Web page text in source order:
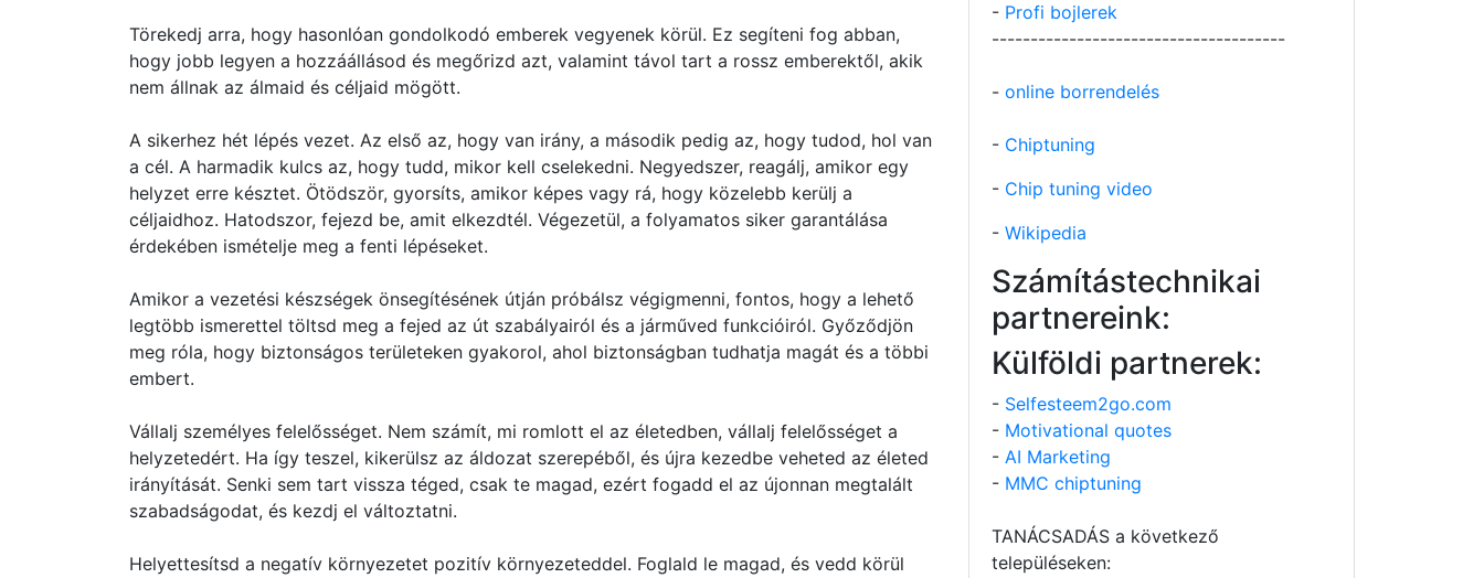
Törekedj arra, hogy hasonlóan gondolkodó emberek vegyenek körül. Ez segíteni fog abban,
hogy jobb legyen a hozzáállásod és megőrizd azt, valamint távol tart a rossz emberektől, akik
nem állnak az álmaid és céljaid mögött.
A sikerhez hét lépés vezet. Az első az, hogy van irány, a második pedig az, hogy tudod, hol van
a cél. A harmadik kulcs az, hogy tudd, mikor kell cselekedni. Negyedszer, reagálj, amikor egy
helyzet erre késztet. Ötödször, gyorsíts, amikor képes vagy rá, hogy közelebb kerülj a
céljaidhoz. Hatodszor, fejezd be, amit elkezdtél. Végezetül, a folyamatos siker garantálása
érdekében ismételje meg a fenti lépéseket.
Amikor a vezetési készségek önsegítésének útján próbálsz végigmenni, fontos, hogy a lehető
legtöbb ismerettel töltsd meg a fejed az út szabályairól és a járműved funkcióiról. Győződjön
meg róla, hogy biztonságos területeken gyakorol, ahol biztonságban tudhatja magát és a többi
embert.
Vállalj személyes felelősséget. Nem számít, mi romlott el az életedben, vállalj felelősséget a
helyzetedért. Ha így teszel, kikerülsz az áldozat szerepéből, és újra kezedbe veheted az életed
irányítását. Senki sem tart vissza téged, csak te magad, ezért fogadd el az újonnan megtalált
szabadságodat, és kezdj el változtatni.
Helyettesítsd a negatív környezetet pozitív környezeteddel. Foglald le magad, és vedd körül
- Profi bojlerek
--------------------------------------
- online borrendelés
- Chiptuning
- Chip tuning video
- Wikipedia
Számítástechnikai
partnereink:
Külföldi partnerek:
- Selfesteem2go.com
- Motivational quotes
- AI Marketing
- MMC chiptuning
TANÁCSADÁS a következő
településeken: